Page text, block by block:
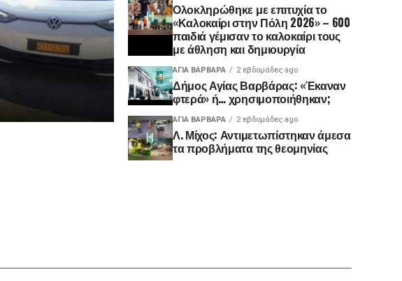
Ολοκληρώθηκε με επιτυχία το
«Καλοκαίρι στην Πόλη 2026» – 600
παιδιά γέμισαν το καλοκαίρι τους
με άθληση και δημιουργία
ΑΓΙΑ ΒΑΡΒΑΡΑ 2 εβδομάδες ago
Δήμος Αγίας Βαρβάρας: «Έκαναν
φτερά» ή… χρησιμοποιήθηκαν;
ΑΓΙΑ ΒΑΡΒΑΡΑ 2 εβδομάδες ago
Λ. Μίχος: Αντιμετωπίστηκαν άμεσα
τα προβλήματα της θεομηνίας